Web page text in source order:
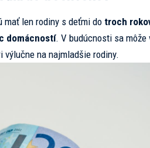
mať len rodiny s deťmi do troch
domácností. V budúcnosti sa môže
na najmladšie rodiny.